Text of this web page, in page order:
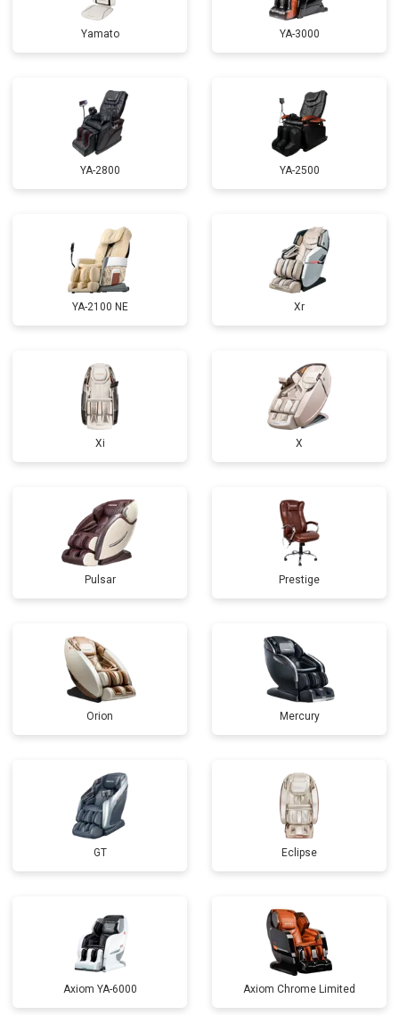
Ремонт электропроводки от 3900 ₽ Заказать
Ремонт сканера от 4800 ₽ Заказать
Замена сетевого трансформатора от 4500 ₽ Заказать
Ремонт микро-лифта от 5500 ₽
Yamato YA-3000
YA-2800 YA-2500
YA-2100 NE Xr
Xi X
Pulsar Prestige
Orion Mercury
GT Eclipse
Axiom YA-6000 Axiom Chrome Limited